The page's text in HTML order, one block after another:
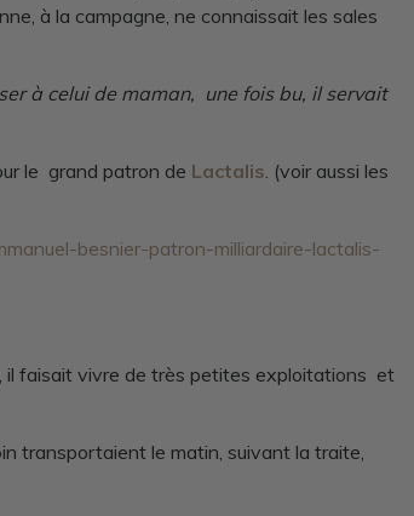
à la campagne, ne connaissait les sales
à celui de maman, une fois bu, il servait
le grand patron de Lactalis. (voir aussi les
besnier-patron-milliardaire-lactalis-
il faisait vivre de très petites exploitations et
transportaient le matin, suivant la traite,